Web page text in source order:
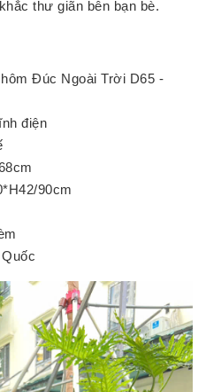
thư giãn bên bạn bè.
Đúc Ngoài Trời D65 -
điện
90cm